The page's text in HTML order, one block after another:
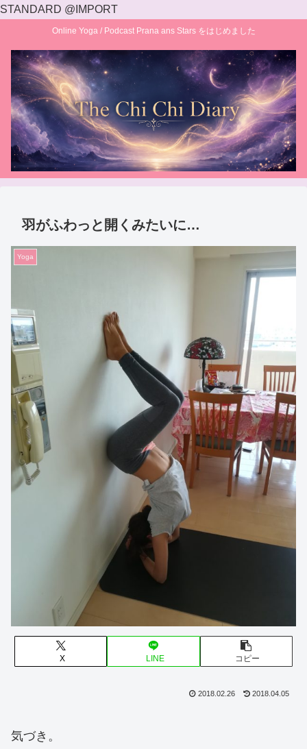
STANDARD @IMPORT
Online Yoga / Podcast Prana ans Stars をはじめました
羽がふわっと開くみたいに…
Yoga
X LINE コピー
2018.02.26 2018.04.05
気づき。